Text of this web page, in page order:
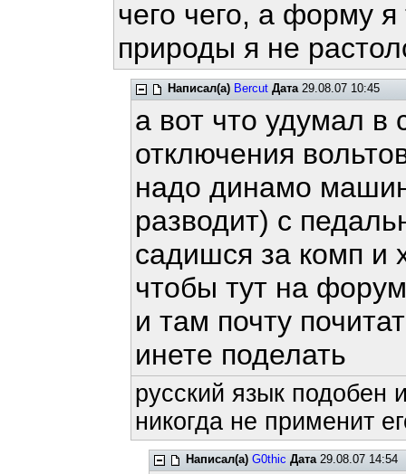
чего чего, а форму
природы я не
Написал(а) Bercut Дата29.08.07 10:45
а вот что удумал в
отключения
надо динамо
разводит) с
садишся за комп
чтобы тут на
и там почту
инете поделать
русский язык подобен
никогда не применит
Написал(а) G0thic Дата29.08.07 14:54